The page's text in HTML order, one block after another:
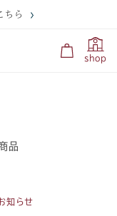
ちら
shop
品
知らせ